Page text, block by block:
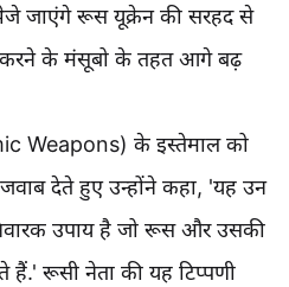
जाएंगे रूस यूक्रेन की सरहद से
के मंसूबो के तहत आगे बढ़
Weapons) के इस्तेमाल को
देते हुए उन्होंने कहा, 'यह उन
उपाय है जो रूस और उसकी
हैं.' रूसी नेता की यह टिप्पणी